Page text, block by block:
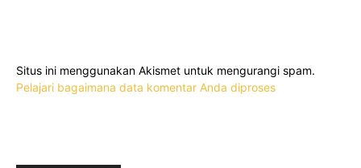
Situs ini menggunakan Akismet untuk mengurangi spam.
Pelajari bagaimana data komentar Anda diproses